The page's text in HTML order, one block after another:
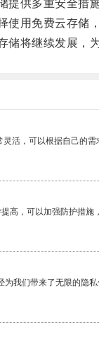
供多重安全措施
用免费云存储，
将继续发展，为
活，可以根据自己的
高，可以加强防护措施
我们带来了无限的隐私